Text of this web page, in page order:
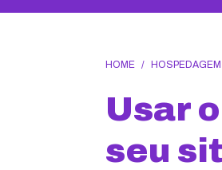
HOME / HOSPEDAGEM
Usar
seu